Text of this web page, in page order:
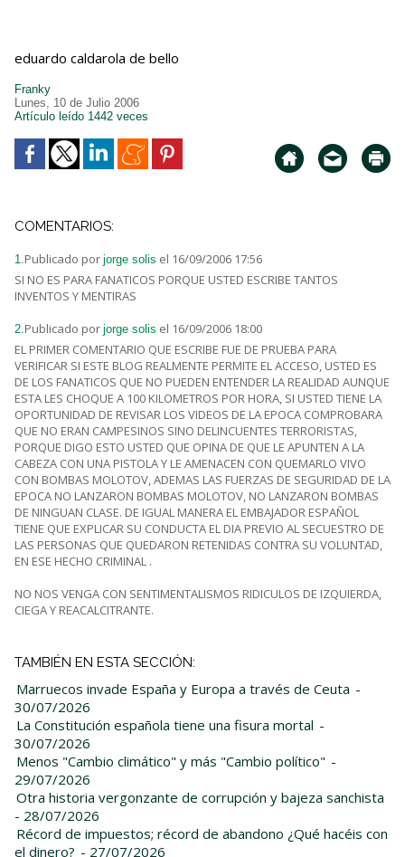
eduardo caldarola de bello
Franky
Lunes, 10 de Julio 2006
Artículo leído 1442 veces
COMENTARIOS:
1.Publicado por jorge solis el 16/09/2006 17:56
SI NO ES PARA FANATICOS PORQUE USTED ESCRIBE TANTOS
INVENTOS Y MENTIRAS
2.Publicado por jorge solis el 16/09/2006 18:00
EL PRIMER COMENTARIO QUE ESCRIBE FUE DE PRUEBA PARA
VERIFICAR SI ESTE BLOG REALMENTE PERMITE EL ACCESO, USTED ES
DE LOS FANATICOS QUE NO PUEDEN ENTENDER LA REALIDAD AUNQUE
ESTA LES CHOQUE A 100 KILOMETROS POR HORA, SI USTED TIENE LA
OPORTUNIDAD DE REVISAR LOS VIDEOS DE LA EPOCA COMPROBARA
QUE NO ERAN CAMPESINOS SINO DELINCUENTES TERRORISTAS,
PORQUE DIGO ESTO USTED QUE OPINA DE QUE LE APUNTEN A LA
CABEZA CON UNA PISTOLA Y LE AMENACEN CON QUEMARLO VIVO
CON BOMBAS MOLOTOV, ADEMAS LAS FUERZAS DE SEGURIDAD DE LA
EPOCA NO LANZARON BOMBAS MOLOTOV, NO LANZARON BOMBAS
DE NINGUAN CLASE. DE IGUAL MANERA EL EMBAJADOR ESPAÑOL
TIENE QUE EXPLICAR SU CONDUCTA EL DIA PREVIO AL SECUESTRO DE
LAS PERSONAS QUE QUEDARON RETENIDAS CONTRA SU VOLUNTAD,
EN ESE HECHO CRIMINAL .
NO NOS VENGA CON SENTIMENTALISMOS RIDICULOS DE IZQUIERDA,
CIEGA Y REACALCITRANTE.
TAMBIÉN EN ESTA SECCIÓN:
Marruecos invade España y Europa a través de Ceuta -
30/07/2026
La Constitución española tiene una fisura mortal -
30/07/2026
Menos "Cambio climático" y más "Cambio político" -
29/07/2026
Otra historia vergonzante de corrupción y bajeza sanchista
- 28/07/2026
Récord de impuestos; récord de abandono ¿Qué hacéis con
el dinero? - 27/07/2026